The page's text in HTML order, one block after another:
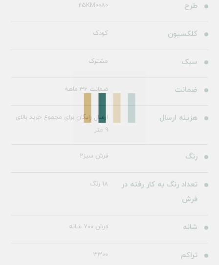
طرح 25KM0080
کلکسیون کودک
سبک مشترک
ضمانت ضمانت 36 ماهه
هزینه ارسال
ارسال رایگان برای مجموع خرید بالای
9 متر
رنگ فرش سبز2
تعداد رنگ به کار رفته در
فرش
18 رنگ
شانه فرش 700 شانه
تراکم 3300